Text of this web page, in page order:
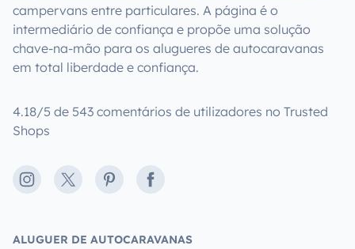
campervans entre particulares. A página é o
intermediário de confiança e propõe uma solução
chave-na-mão para os alugueres de autocaravanas
em total liberdade e confiança.
4.18/5 de 543 comentários de utilizadores no Trusted
Shops
Instagram
X PinterestFacebook
ALUGUER DE AUTOCARAVANAS